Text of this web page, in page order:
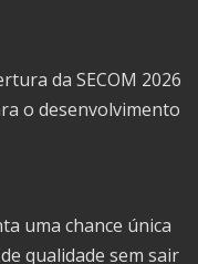
da SECOM 2026
o desenvolvimento
uma chance única
qualidade sem sair